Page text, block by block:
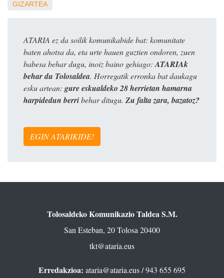
GIZARTEA
ATARIA ez da soilik komunikabide bat: komunitate
baten ahotsa da, eta urte hauen guztien ondoren, zuen
babesa behar dugu, inoiz baino gehiago: ATARIAk
behar du Tolosaldea. Horregatik erronka bat daukagu
esku artean: gure eskualdeko 28 herrietan hamarna
harpidedun berribehar ditugu. Zu falta zara, bazatoz?
EGIN ATARIKIDE!
Tolosaldeko Komunikazio Taldea S.M.
San Esteban, 20 Tolosa 20400
tkt@ataria.eus
Erredakzioa: ataria@ataria.eus/ 943 655 695